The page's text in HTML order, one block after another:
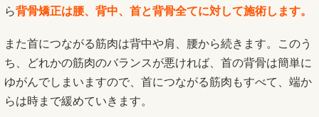
ら背骨矯正は腰、背中、首と背骨全てに対して施術します。
また首につながる筋肉は背中や肩、腰から続きます。このう
ち、どれかの筋肉のバランスが悪ければ、首の背骨は簡単に
ゆがんでしまいますので、首につながる筋肉もすべて、端か
らは時まで緩めていきます。